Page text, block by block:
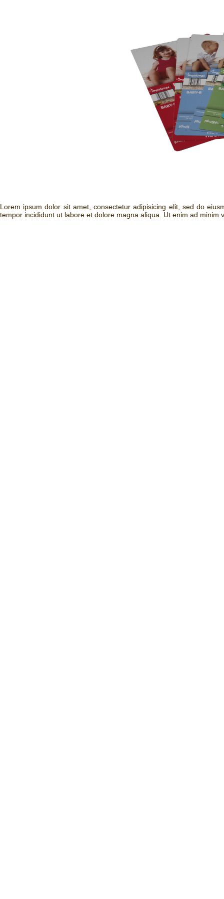
Lorem ipsum dolor sit amet, consectetur adipisicing elit, sed do
tempor incididunt ut labore et dolore magna aliqua. Ut enim ad